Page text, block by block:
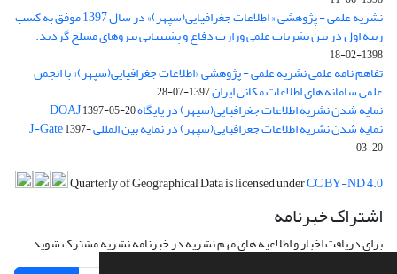
نشریه علمی - پژوهشی « اطلاعات جغرافیایی(سپهر)» در سال 1397 موفق به کسب
رتبه اول در بین نشریات علمی وزارت دفاع و پشتیبانی نیروهای مسلح گردید.
1398-02-18
تفاهم نامه علمی نشریه علمی - پژوهشی «اطلاعات جغرافیایی(سپهر)» با انجمن
علمی سامانه های اطلاعات مکانی ایران1397-07-28
نمایه شدن نشریه اطلاعات جغرافیایی(سپهر) در پایگاه DOAJ1397-05-20
نمایه شدن نشریه اطلاعات جغرافیایی(سپهر) در نمایه بین المللی J-Gate1397-
03-20
Quarterly of Geographical Data is licensed underCC BY-ND 4.0
اشتراک خبرنامه
برای دریافت اخبار و اطلاعیه های مهم نشریه در خبرنامه نشریه مشترک شوید.